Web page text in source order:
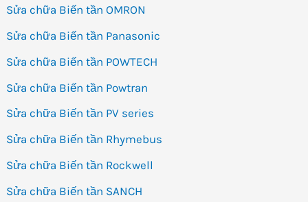
Sửa chữa Biến tần OMRON
Sửa chữa Biến tần Panasonic
Sửa chữa Biến tần POWTECH
Sửa chữa Biến tần Powtran
Sửa chữa Biến tần PV series
Sửa chữa Biến tần Rhymebus
Sửa chữa Biến tần Rockwell
Sửa chữa Biến tần SANCH